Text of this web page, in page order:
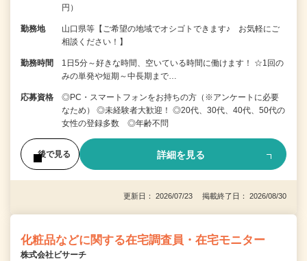
円）
勤務地
山口県等【ご希望の地域でオシゴトできます♪ お気軽にご
相談ください！】
勤務時間
1日5分～好きな時間、空いている時間に働けます！ ☆1回の
みの単発や短期～中長期まで…
応募資格
◎PC・スマートフォンをお持ちの方（※アンケートに必要
なため） ◎未経験者大歓迎！ ◎20代、30代、40代、50代の
女性の登録多数 ◎年齢不問
後で見る 詳細を見る
更新日： 2026/07/23 掲載終了日： 2026/08/30
化粧品などに関する在宅調査員・在宅モニター
株式会社ビサーチ